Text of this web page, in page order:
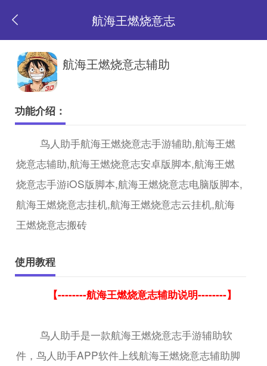
航海王燃烧意志
返
页
航海王燃烧意志辅助
功能介绍：
鸟人助手航海王燃烧意志手游辅助,航海王燃
烧意志辅助,航海王燃烧意志安卓版脚本,航海王燃
烧意志手游iOS版脚本,航海王燃烧意志电脑版脚本,
航海王燃烧意志挂机,航海王燃烧意志云挂机,航海
王燃烧意志搬砖
使用教程
【--------航海王燃烧意志辅助说明--------】
鸟人助手是一款航海王燃烧意志手游辅助软
件，鸟人助手APP软件上线航海王燃烧意志辅助脚